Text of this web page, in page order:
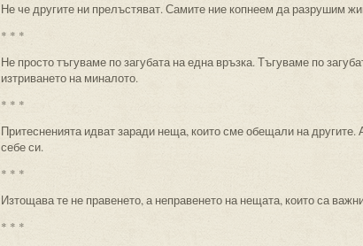
Не че другите ни прелъстяват. Самите ние копнеем да разрушим
* * *
Не просто тъгуваме по загубата на една връзка. Тъгуваме по
изтриването на миналото.
* * *
Притесненията идват заради неща, които сме обещали на
себе си.
* * *
Изтощава те не правенето, а неправенето на нещата, които са
* * *